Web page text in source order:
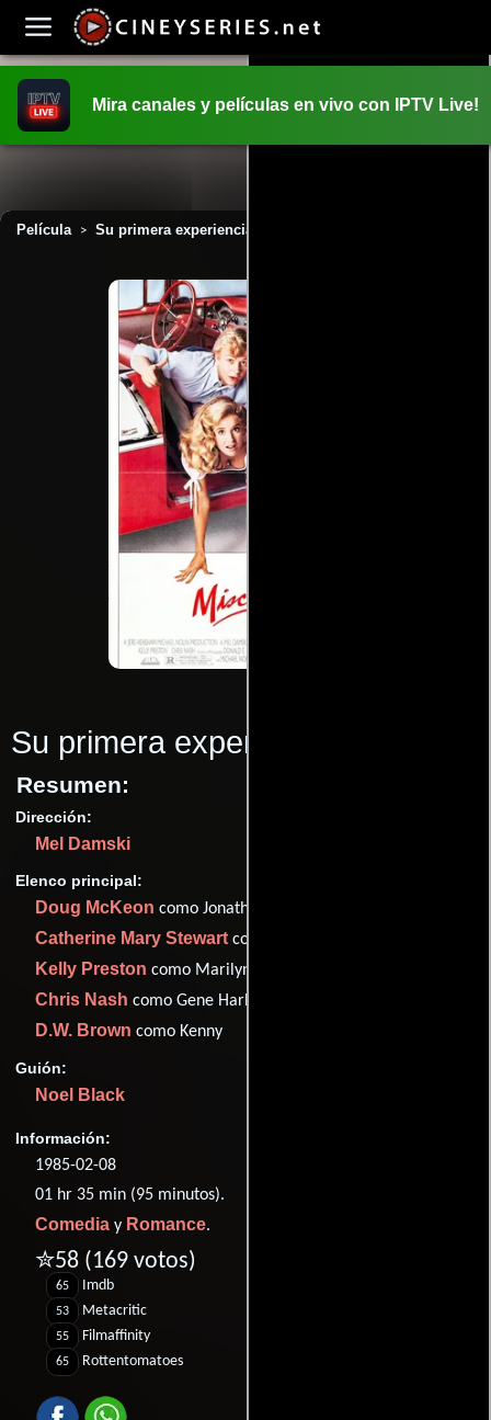
Mira canales y películas en vivo con IPTV Live!
Película > Su primera experiencia (1985)
Su primera experiencia
Resumen:
Dirección:
Mel Damski
Elenco principal:
Doug McKeon como Jonathan Bellah
Catherine Mary Stewartcomo Bunny Miller
Kelly Preston como Marilyn McCauley
Chris Nash como Gene Harbrough
D.W. Brown como Kenny
Guión:
Noel Black
Información:
1985-02-08
01 hr 35 min (95 minutos).
Comedia y Romance.
✮58 (169 votos)
65 Imdb
53 Metacritic
55 Filmaffinity
65 Rottentomatoes